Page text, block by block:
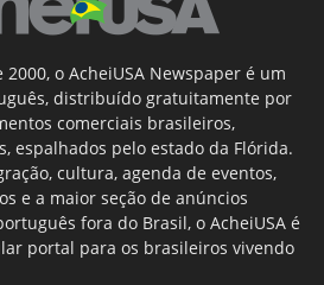
o AcheiUSA Newspaper é um
distribuído gratuitamente por
comerciais brasileiros,
espalhados pelo estado da Flórida.
cultura, agenda de eventos,
e a maior seção de anúncios
fora do Brasil, o AcheiUSA é
portal para os brasileiros vivendo